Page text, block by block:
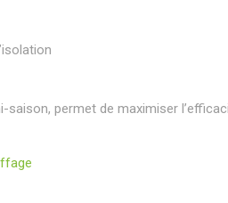
permet de maximiser